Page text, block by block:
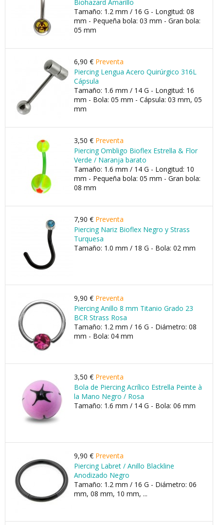
Biohazard Amarillo
Tamaño: 1.2 mm / 16 G - Longitud: 08
mm - Pequeña bola: 03 mm - Gran bola:
05 mm
6,90 € Preventa
Piercing Lengua Acero Quirúrgico 316L
Cápsula
Tamaño: 1.6 mm / 14 G - Longitud: 16
mm - Bola: 05 mm - Cápsula: 03 mm, 05
mm
3,50 € Preventa
Piercing Ombligo Bioflex Estrella & Flor
Verde / Naranja barato
Tamaño: 1.6 mm / 14 G - Longitud: 10
mm - Pequeña bola: 05 mm - Gran bola:
08 mm
7,90 € Preventa
Piercing Nariz Bioflex Negro y Strass
Turquesa
Tamaño: 1.0 mm / 18 G - Bola: 02 mm
9,90 € Preventa
Piercing Anillo 8 mm Titanio Grado 23
BCR Strass Rosa
Tamaño: 1.2 mm / 16 G - Diámetro: 08
mm - Bola: 04 mm
3,50 € Preventa
Bola de Piercing Acrílico Estrella Peinte à
la Mano Negro / Rosa
Tamaño: 1.6 mm / 14 G - Bola: 06 mm
9,90 € Preventa
Piercing Labret / Anillo Blackline
Anodizado Negro
Tamaño: 1.2 mm / 16 G - Diámetro: 06
mm, 08 mm, 10 mm, ...